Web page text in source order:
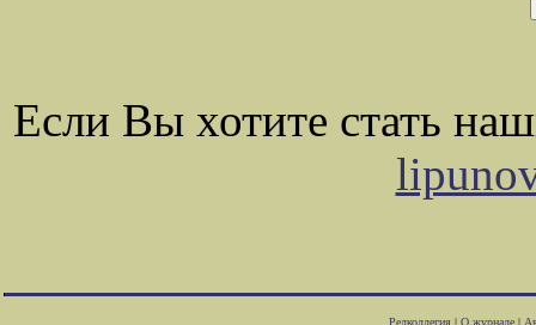
Если Вы хотите стать
Редколлегия| О журнале|